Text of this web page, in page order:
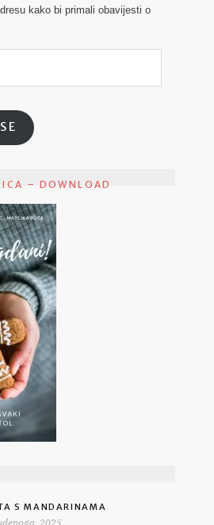
kako bi primali obavijesti o
– DOWNLOAD
S MANDARINAMA